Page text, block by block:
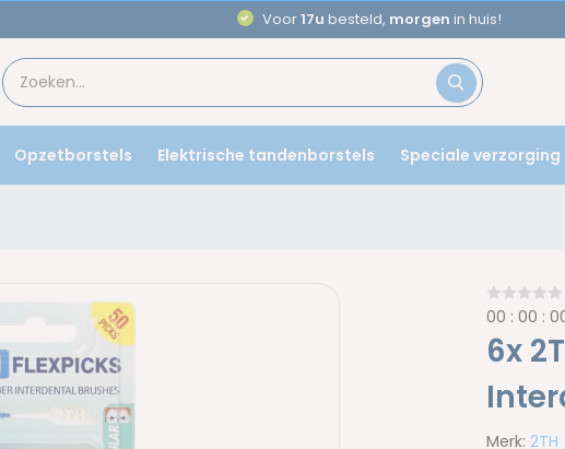
besteld,morgenin huis!
Opzetborstels Elektrische tandenborstels Speciale verzorging
00 :00 :0
6x
Merk: 2TH